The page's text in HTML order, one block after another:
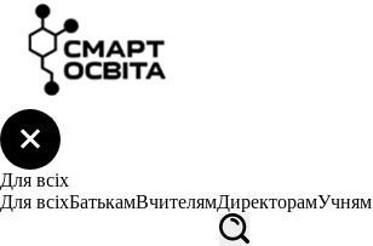
Для всіх
Для всіхБатькамВчителямДиректорамУчням